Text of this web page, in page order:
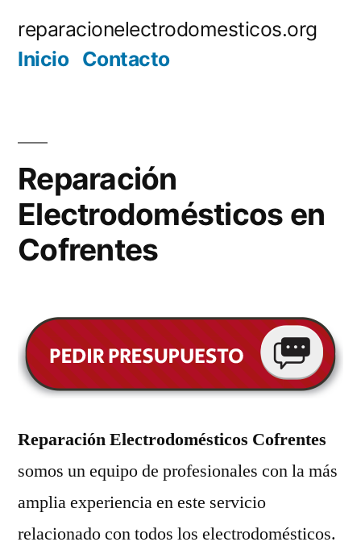
reparacionelectrodomesticos.org
Inicio Contacto
Reparación
Electrodomésticos en
Cofrentes
Reparación Electrodomésticos Cofrentes
somos un equipo de profesionales con la más
amplia experiencia en este servicio
relacionado con todos los electrodomésticos.